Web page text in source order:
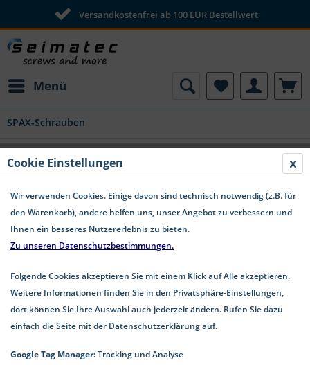
Versandkostenfrei ab 100 EUR Bestellwert
Menü
SPAX-Schrauben
Spax Holzschrauben Edelstahl A2
Senkkopf Teilgewinde T-Star
Cookie Einstellungen
Wir verwenden Cookies. Einige davon sind technisch notwendig (z.B. für
den Warenkorb), andere helfen uns, unser Angebot zu verbessern und
Ihnen ein besseres Nutzererlebnis zu bieten.
Zu unseren Datenschutzbestimmungen.
Folgende Cookies akzeptieren Sie mit einem Klick auf Alle akzeptieren.
Weitere Informationen finden Sie in den Privatsphäre-Einstellungen,
dort können Sie Ihre Auswahl auch jederzeit ändern. Rufen Sie dazu
einfach die Seite mit der Datenschutzerklärung auf.
Google Tag Manager:Tracking und Analyse